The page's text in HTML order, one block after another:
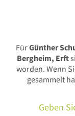
FürGünther
Bergheim, Erft
worden. Wenn
gesammelt
Geben